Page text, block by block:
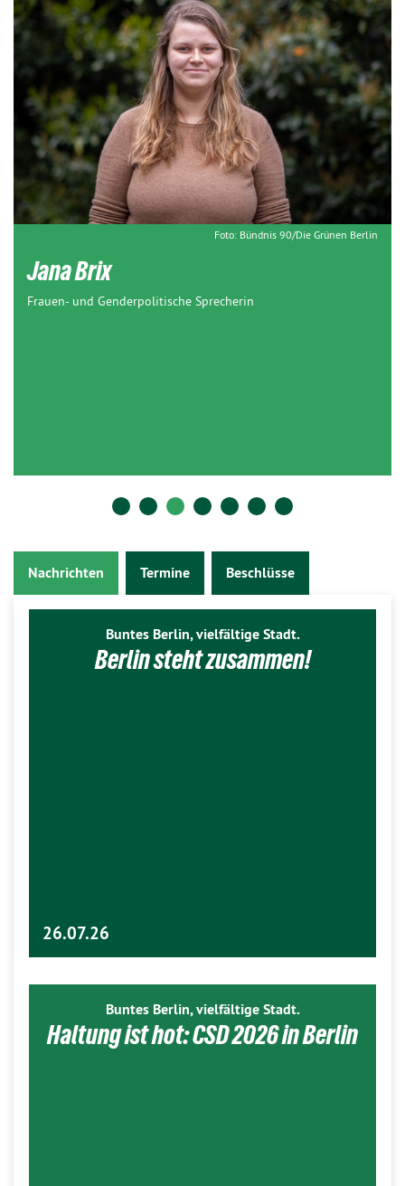
Foto: Bündnis 90/Die Grünen Berlin
Jana Brix
Frauen- und Genderpolitische Sprecherin
Nachrichten Termine Beschlüsse
Buntes Berlin, vielfältige Stadt.
Berlin steht zusammen!
26.07.26
Buntes Berlin, vielfältige Stadt.
Haltung ist hot: CSD 2026 in Berlin